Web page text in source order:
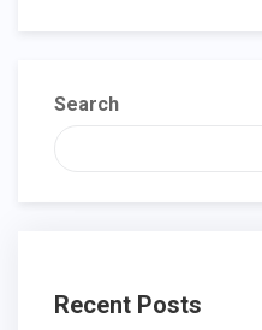
Search
Recent Posts